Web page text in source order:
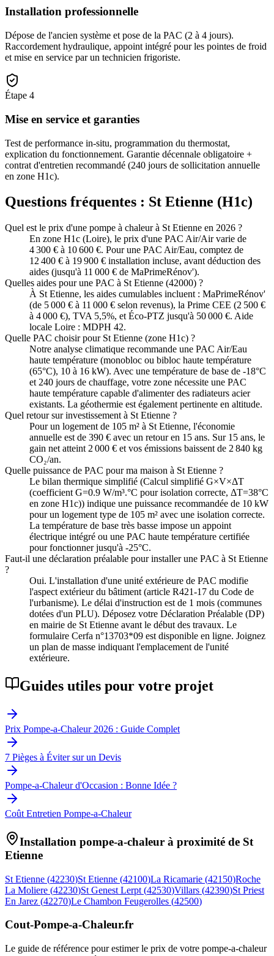
Installation professionnelle
Dépose de l'ancien système et pose de la PAC (2 à 4 jours).
Raccordement hydraulique, appoint intégré pour les pointes de froid
et mise en service par un technicien frigoriste.
Étape 4
Mise en service et garanties
Test de performance in-situ, programmation du thermostat,
explication du fonctionnement. Garantie décennale obligatoire +
contrat d'entretien recommandé (240 jours de sollicitation annuelle
en zone H1c).
Questions fréquentes : St Etienne (H1c)
Quel est le prix d'une pompe à chaleur à St Etienne en 2026 ?
En zone H1c (Loire), le prix d'une PAC Air/Air varie de
4 300 € à 10 600 €. Pour une PAC Air/Eau, comptez de
12 400 € à 19 900 € installation incluse, avant déduction des
aides (jusqu'à 11 000 € de MaPrimeRénov').
Quelles aides pour une PAC à St Etienne (42000) ?
À St Etienne, les aides cumulables incluent : MaPrimeRénov'
(de 5 000 € à 11 000 € selon revenus), la Prime CEE (2 500 €
à 4 000 €), TVA 5,5%, et Éco-PTZ jusqu'à 50 000 €. Aide
locale Loire : MDPH 42.
Quelle PAC choisir pour St Etienne (zone H1c) ?
Notre analyse climatique recommande une PAC Air/Eau
haute température (monobloc ou bibloc haute température
(65°C), 10 à 16 kW). Avec une température de base de -18°C
et 240 jours de chauffage, votre zone nécessite une PAC
haute température capable d'alimenter des radiateurs acier
existants. La géothermie est également pertinente en altitude.
Quel retour sur investissement à St Etienne ?
Pour un logement de 105 m² à St Etienne, l'économie
annuelle est de 390 € avec un retour en 15 ans. Sur 15 ans, le
gain net atteint 2 000 € et vos émissions baissent de 2 840 kg
CO₂/an.
Quelle puissance de PAC pour ma maison à St Etienne ?
Le bilan thermique simplifié (Calcul simplifié G×V×ΔT
(coefficient G=0.9 W/m³.°C pour isolation correcte, ΔT=38°C
en zone H1c)) indique une puissance recommandée de 10 kW
pour un logement type de 105 m² avec une isolation correcte.
La température de base très basse impose un appoint
électrique intégré ou une PAC haute température certifiée
pour fonctionner jusqu'à -25°C.
Faut-il une déclaration préalable pour installer une PAC à St Etienne
?
Oui. L'installation d'une unité extérieure de PAC modifie
l'aspect extérieur du bâtiment (article R421-17 du Code de
l'urbanisme). Le délai d'instruction est de 1 mois (communes
dotées d'un PLU). Déposez votre Déclaration Préalable (DP)
en mairie de St Etienne avant le début des travaux. Le
formulaire Cerfa n°13703*09 est disponible en ligne. Joignez
un plan de masse indiquant l'emplacement de l'unité
extérieure.
Guides utiles pour votre projet
Prix Pompe-a-Chaleur 2026 : Guide Complet
7 Pièges à Éviter sur un Devis
Pompe-a-Chaleur d'Occasion : Bonne Idée ?
Coût Entretien Pompe-a-Chaleur
Installation pompe-a-chaleur à proximité de St
Etienne
St Etienne (42230)St Etienne (42100)La Ricamarie (42150)Roche
La Moliere (42230)St Genest Lerpt (42530)Villars (42390)St Priest
En Jarez (42270)Le Chambon Feugerolles (42500)
Cout-Pompe-a-Chaleur.fr
Le guide de référence pour estimer le prix de votre pompe-a-chaleur